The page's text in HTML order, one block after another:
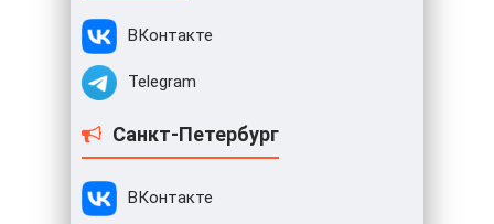
ВКонтакте
Telegram
Санкт-Петербург
ВКонтакте